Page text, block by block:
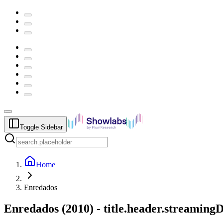
Toggle Sidebar
Home
Enredados
Enredados (2010) -